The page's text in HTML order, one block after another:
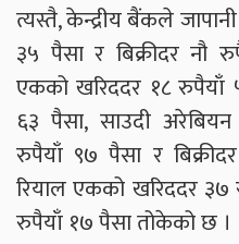
त्यस्तै, केन्द्रीय बैंकले
३५ पैसा र बिक्रीदर नौ
एकको खरिददर १८ रुपैयाँ
६३ पैसा, साउदी
रुपैयाँ ९७ पैसा र
रियाल एकको खरिददर ३७
रुपैयाँ १७ पैसा तोकेको छ ।